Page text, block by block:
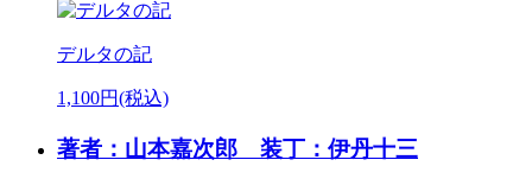
デルタの記
1,100円(税込)
著者：山本嘉次郎 装丁：伊丹十三